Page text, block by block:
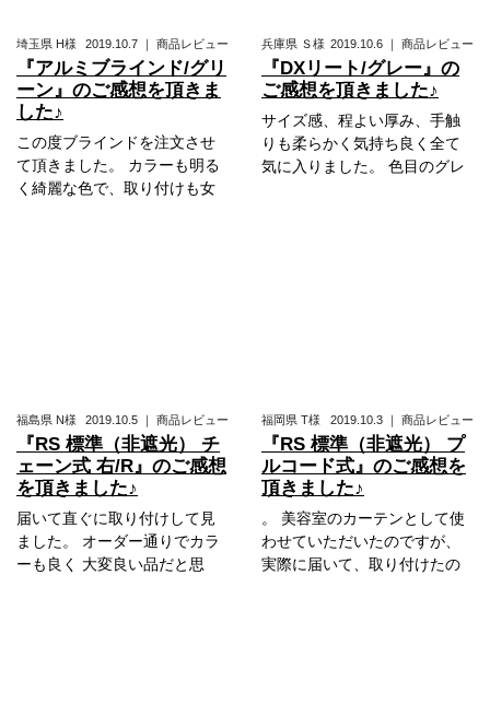
埼玉県 H様 2019.10.7 ｜ 商品レビュー
『アルミブラインド/グリ
ーン』のご感想を頂きま
した♪
この度ブラインドを注文させ
て頂きました。 カラーも明る
く綺麗な色で、取り付けも女
兵庫県 Ｓ様 2019.10.6 ｜ 商品レビュー
『DXリート/グレー』の
ご感想を頂きました♪
サイズ感、程よい厚み、手触
りも柔らかく気持ち良く全て
気に入りました。 色目のグレ
福島県 N様 2019.10.5 ｜ 商品レビュー
『RS 標準（非遮光） チ
ェーン式 右/R』のご感想
を頂きました♪
届いて直ぐに取り付けして見
ました。 オーダー通りでカラ
ーも良く 大変良い品だと思
福岡県 T様 2019.10.3 ｜ 商品レビュー
『RS 標準（非遮光） プ
ルコード式』のご感想を
頂きました♪
。 美容室のカーテンとして使
わせていただいたのですが、
実際に届いて、取り付けたの